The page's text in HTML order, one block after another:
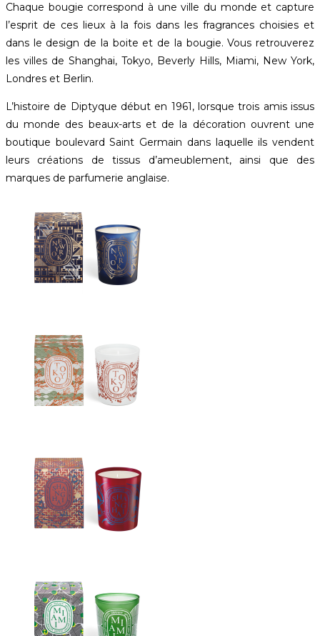
Chaque bougie correspond à une ville du monde et capture
l’esprit de ces lieux à la fois dans les fragrances choisies et
dans le design de la boite et de la bougie. Vous retrouverez
les villes de Shanghai, Tokyo, Beverly Hills, Miami, New York,
Londres et Berlin.
L’histoire de Diptyque début en 1961, lorsque trois amis issus
du monde des beaux-arts et de la décoration ouvrent une
boutique boulevard Saint Germain dans laquelle ils vendent
leurs créations de tissus d’ameublement, ainsi que des
marques de parfumerie anglaise.